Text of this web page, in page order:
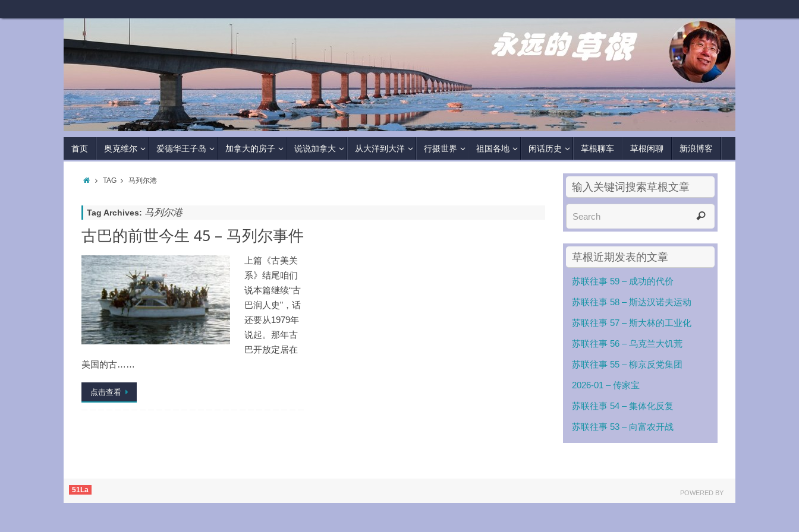
首页 奥克维尔 爱德华王子岛 加拿大的房子 说说加拿大 从大洋到大洋 行摄世界 祖国各地 闲话历史 草根聊车 草根闲聊 新浪博客
TAG 马列尔港
Tag Archives: 马列尔港
古巴的前世今生 45 – 马列尔事件
上篇《古美关
系》结尾咱们
说本篇继续“古
巴润人史”，话
还要从1979年
说起。那年古
巴开放定居在
美国的古……
点击查看
输入关键词搜索草根文章
草根近期发表的文章
苏联往事 59 – 成功的代价
苏联往事 58 – 斯达汉诺夫运动
苏联往事 57 – 斯大林的工业化
苏联往事 56 – 乌克兰大饥荒
苏联往事 55 – 柳京反党集团
2026-01 – 传家宝
苏联往事 54 – 集体化反复
苏联往事 53 – 向富农开战
51La POWERED BY